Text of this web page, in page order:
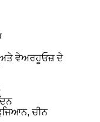
ਵੇਅਰਹੂਓਜ਼ ਦੇ
ਚੀਨ